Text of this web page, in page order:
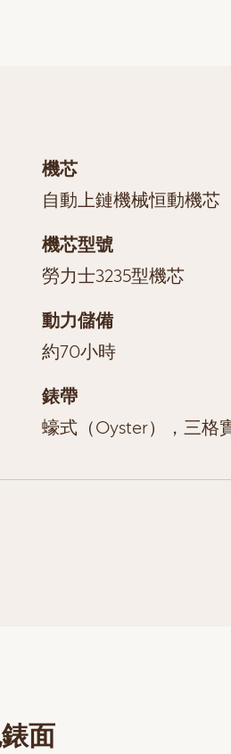
機芯
自動上鏈機械恒動機芯
機芯型號
勞力士3235型機芯
動力儲備
約70小時
錶帶
蠔式（Oyster），三格
面